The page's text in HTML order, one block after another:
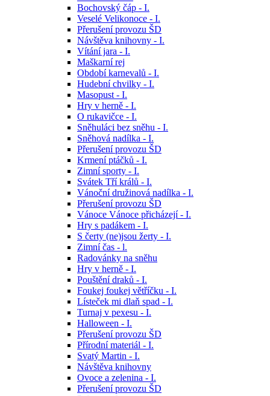
Bochovský čáp - I.
Veselé Velikonoce - I.
Přerušení provozu ŠD
Návštěva knihovny - I.
Vítání jara - I.
Maškarní rej
Období karnevalů - I.
Hudební chvilky - I.
Masopust - I.
Hry v herně - I.
O rukavičce - I.
Sněhuláci bez sněhu - I.
Sněhová nadílka - I.
Přerušení provozu ŠD
Krmení ptáčků - I.
Zimní sporty - I.
Svátek Tří králů - I.
Vánoční družinová nadílka - I.
Přerušení provozu ŠD
Vánoce Vánoce přicházejí - I.
Hry s padákem - I.
S čerty (ne)jsou žerty - I.
Zimní čas - l.
Radovánky na sněhu
Hry v herně - I.
Pouštění draků - I.
Foukej foukej větříčku - I.
Lísteček mi dlaň spad - I.
Turnaj v pexesu - I.
Halloween - I.
Přerušení provozu ŠD
Přírodní materiál - I.
Svatý Martin - I.
Návštěva knihovny
Ovoce a zelenina - I.
Přerušení provozu ŠD